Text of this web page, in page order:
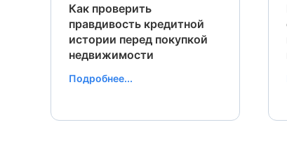
Как проверить
правдивость кредитной
истории перед покупкой
недвижимости
Подробнее...